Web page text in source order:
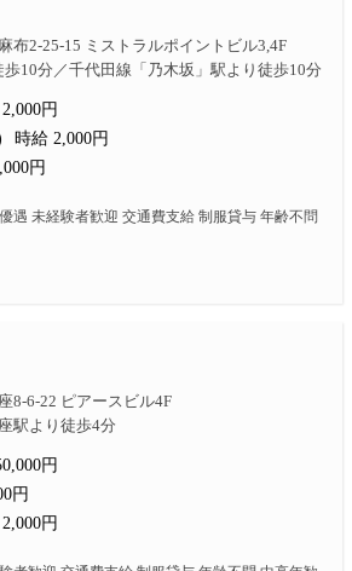
布2-25-15 ミストラルポイントビル3,4F
10分／千代田線「乃木坂」駅より徒歩10分
円
時給 2,000円
円
遇 未経験者歓迎 交通費支給 制服貸与 年齢不問
8-6-22 ピアースビル4F
駅より徒歩4分
円
円
円